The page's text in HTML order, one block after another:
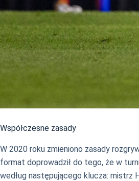
Współczesne zasady
W 2020 roku zmieniono zasady
format doprowadził do tego, że w
według następującego klucza: mistrz